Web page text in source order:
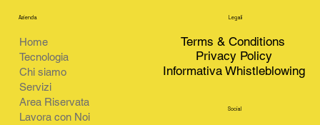
Home
Tecnologia
Chi siamo
Servizi
Area Riservata
Lavora con Noi
Azienda Legali
Terms & Conditions
Privacy Policy
Informativa Whistleblowing
Social